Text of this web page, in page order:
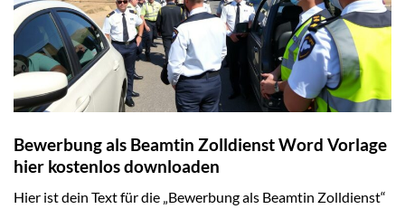
Bewerbung als Beamtin Zolldienst Word Vorlage
hier kostenlos downloaden
Hier ist dein Text für die „Bewerbung als Beamtin Zolldienst“